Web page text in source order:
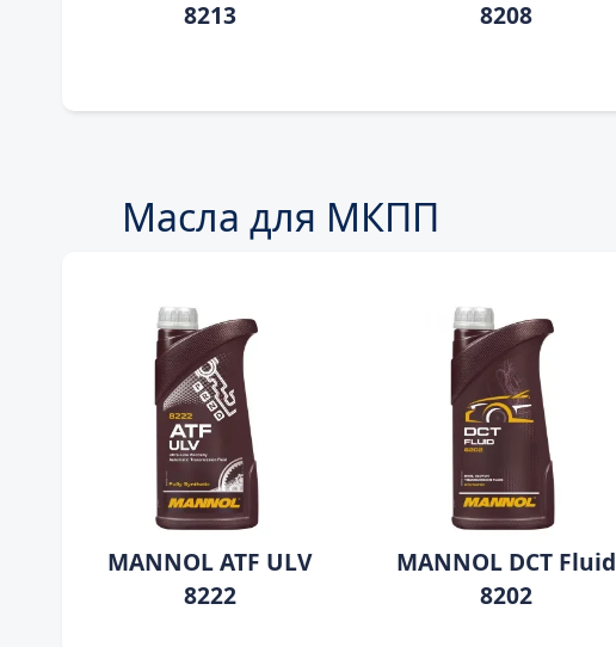
8213
8208
Масла для МКПП
MANNOL ATF ULV
8222
MANNOL DCT Fluid
8202